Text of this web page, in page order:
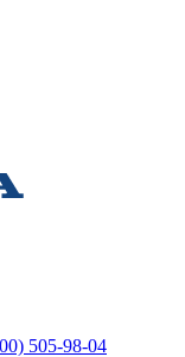
505-98-04